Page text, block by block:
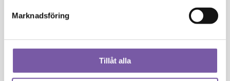
Marknadsföring
Tillåt alla
Bath
Truffle
mängd
99kr